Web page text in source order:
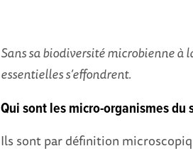
Sans sa biodiversité microbienne à
essentielles s’effondrent.
Qui sont les micro-organismes du
Ils sont par définition